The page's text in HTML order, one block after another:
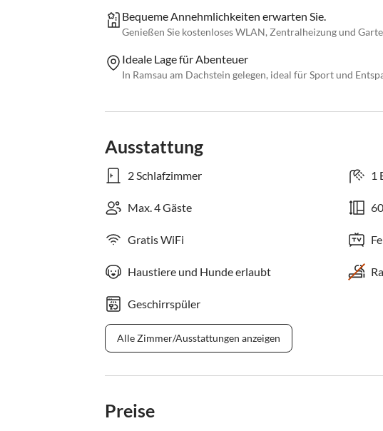
Bequeme Annehmlichkeiten erwarten Sie.
Genießen Sie kostenloses WLAN, Zentralheizung und
Ideale Lage für Abenteuer
In Ramsau am Dachstein gelegen, ideal für Sport und
Ausstattung
2 Schlafzimmer 1
Max. 4 Gäste
Gratis WiFi
Haustiere und Hunde erlaubt
Geschirrspüler
Alle Zimmer/Ausstattungen anzeigen
Preise